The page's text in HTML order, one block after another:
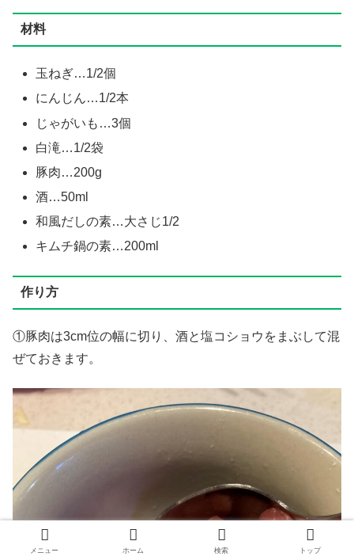
材料
玉ねぎ…1/2個
にんじん…1/2本
じゃがいも…3個
白滝…1/2袋
豚肉…200g
酒…50ml
和風だしの素…大さじ1/2
キムチ鍋の素…200ml
作り方
①豚肉は3cm位の幅に切り、酒と塩コショウをまぶして混
ぜておきます。
メニュー ホーム 検索 トップ